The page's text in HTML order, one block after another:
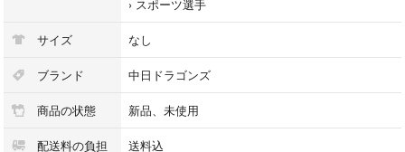
#Tシャツ
› スポーツ選手
サイズ なし
ブランド 中日ドラゴンズ
商品の状態 新品、未使用
配送料の負担 送料込